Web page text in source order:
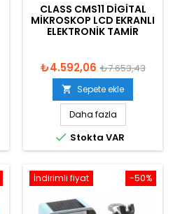
CLASS CMS11 DIGITAL
MIKROSKOP LCD EKRANLI
ELEKTRONIK TAMIR
₺4.592,06 ₺7.653,43
 Sepete ekle
Daha fazla
 Stokta VAR
-50%
İndirimli fiyat